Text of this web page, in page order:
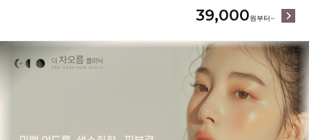
39,000